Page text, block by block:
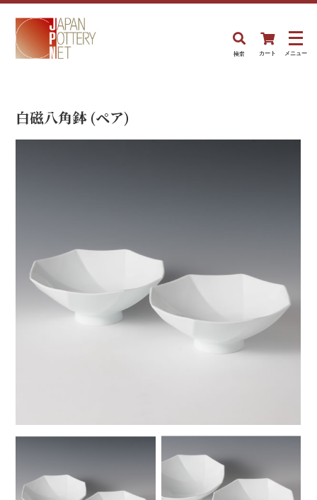
検索 カート メニュー
白磁八角鉢 (ペア)